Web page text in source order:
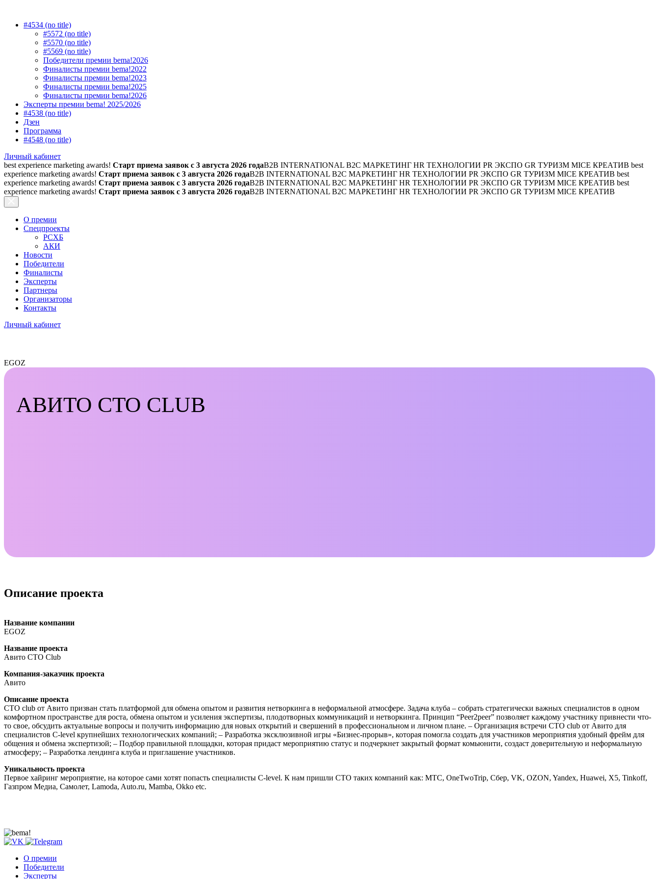
#4534 (no title)
#5572 (no title)
#5570 (no title)
#5569 (no title)
Победители премии bema!2026
Финалисты премии bema!2022
Финалисты премии bema!2023
Финалисты премии bema!2025
Финалисты премии bema!2026
Эксперты премии bema! 2025/2026
#4538 (no title)
Дзен
Программа
#4548 (no title)
Личный кабинет
best experience marketing awards! Старт приема заявок с 3 августа 2026 годаB2B INTERNATIONAL B2C МАРКЕТИНГ HR ТЕХНОЛОГИИ PR ЭКСПО GR ТУРИЗМ MICE КРЕАТИВ best
experience marketing awards! Старт приема заявок с 3 августа 2026 годаB2B INTERNATIONAL B2C МАРКЕТИНГ HR ТЕХНОЛОГИИ PR ЭКСПО GR ТУРИЗМ MICE КРЕАТИВ best
experience marketing awards! Старт приема заявок с 3 августа 2026 годаB2B INTERNATIONAL B2C МАРКЕТИНГ HR ТЕХНОЛОГИИ PR ЭКСПО GR ТУРИЗМ MICE КРЕАТИВ best
experience marketing awards! Старт приема заявок с 3 августа 2026 годаB2B INTERNATIONAL B2C МАРКЕТИНГ HR ТЕХНОЛОГИИ PR ЭКСПО GR ТУРИЗМ MICE КРЕАТИВ
О премии
Спецпроекты
РСХБ
АКИ
Новости
Победители
Финалисты
Эксперты
Партнеры
Организаторы
Контакты
Личный кабинет
EGOZ
АВИТО СТО CLUB
Описание проекта
Название компании
EGOZ
Название проекта
Авито СТО Club
Компания-заказчик проекта
Авито
Описание проекта
CTO club от Авито призван стать платформой для обмена опытом и развития нетворкинга в неформальной атмосфере. Задача клуба – собрать стратегически важных специалистов в одном
комфортном пространстве для роста, обмена опытом и усиления экспертизы, плодотворных коммуникаций и нетворкинга. Принцип “Peer2peer” позволяет каждому участнику привнести что-
то свое, обсудить актуальные вопросы и получить информацию для новых открытий и свершений в профессиональном и личном плане. – Организация встречи СТО club от Авито для
специалистов С-level крупнейших технологических компаний; – Разработка эксклюзивной игры «Бизнес-прорыв», которая помогла создать для участников мероприятия удобный фрейм для
общения и обмена экспертизой; – Подбор правильной площадки, которая придаст мероприятию статус и подчеркнет закрытый формат комьюнити, создаст доверительную и неформальную
атмосферу; – Разработка лендинга клуба и приглашение участников.
Уникальность проекта
Первое хайринг мероприятие, на которое сами хотят попасть специалисты С-level. К нам пришли СТО таких компаний как: МТС, OneTwoTrip, Сбер, VK, OZON, Yandex, Huawei, X5, Tinkoff,
Газпром Медиа, Самолет, Lamoda, Auto.ru, Mamba, Okko etc.
О премии
Победители
Эксперты